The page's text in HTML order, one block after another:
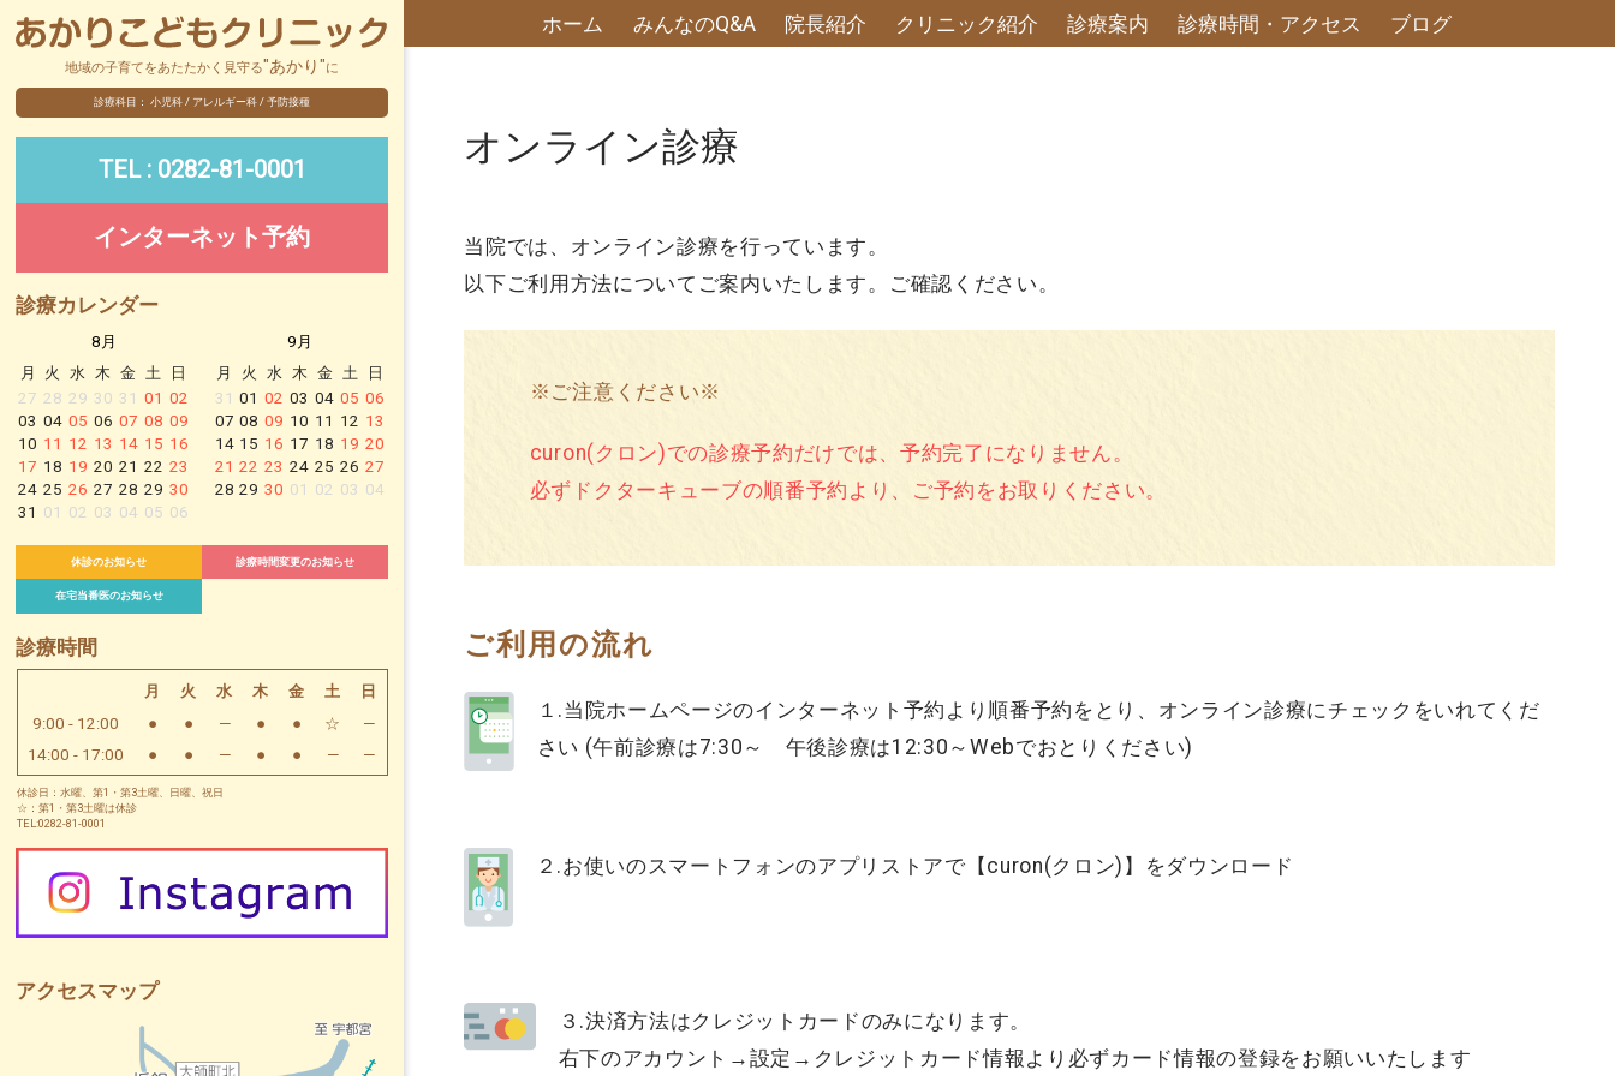
地域の子育てをあたたかく見守る"あかり"に
診療科目： 小児科 / アレルギー科 / 予防接種
ホーム みんなのQ&A 院長紹介 クリニック紹介 診療案内 診療時間・アクセス ブログ
オンライン診療
当院では、オンライン診療を行っています。
以下ご利用方法についてご案内いたします。ご確認ください。
※ご注意ください※
curon(クロン)での診療予約だけでは、予約完了になりません。
必ずドクターキューブの順番予約より、ご予約をお取りください。
ご利用の流れ
１.当院ホームページのインターネット予約より順番予約をとり、オンライン診療にチェックをいれてくだ
さい (午前診療は7:30～ 午後診療は12:30～Webでおとりください)
２.お使いのスマートフォンのアプリストアで【curon(クロン)】をダウンロード
３.決済方法はクレジットカードのみになります。
右下のアカウント→設定→クレジットカード情報より必ずカード情報の登録をお願いいたします
TEL : 0282-81-0001
インターネット予約
診療カレンダー
8月
月
火 水 木 金 土
日
27 28 29 30 31 01 02
03 04 05 06 07 08 09
10 11 12 13 14 15 16
17 18 19 20 21 22 23
24 25 26 27 28 29 30
31 01 02 03 04 05 06
9月
月
火 水 木 金 土
日
31 01 02 03 04 05 06
07 08 09 10 11 12 13
14 15 16 17 18 19 20
21 22 23 24 25 26 27
28 29 30 01 02 03 04
休診のお知らせ 診療時間変更のお知らせ
在宅当番医のお知らせ
診療時間
休診日：水曜、第1・第3土曜、日曜、祝日
☆：第1・第3土曜は休診
TEL:0282-81-0001
月 火 水 木 金 土
日
9:00 - 12:00
● ● — ● ● ☆
—
14:00 - 17:00
● ● — ● ● — —
アクセスマップ